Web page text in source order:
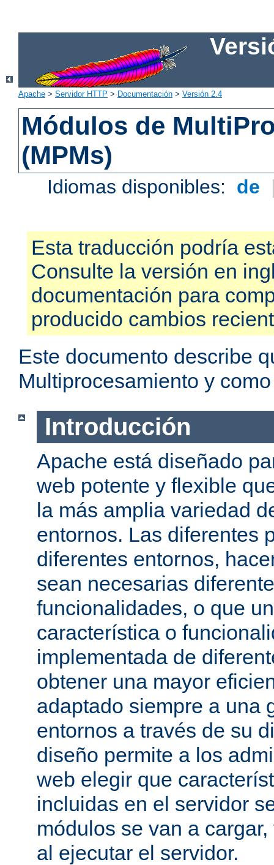
Apache > Servidor HTTP > Documentación > Versión 2.4
Módulos de
(MPMs)
Idiomas disponibles: de
Esta traducción podría
Consulte la versión en
documentación para
producido cambios
Este documento describe
Multiprocesamiento y
Introducción
Apache está diseñado
web potente y flexible
la más amplia variedad
entornos. Las diferentes
diferentes entornos,
sean necesarias
funcionalidades, o que
característica o
implementada de
obtener una mayor
adaptado siempre a una
entornos a través de su
diseño permite a los
web elegir que
incluidas en el servidor
módulos se van a
al ejecutar el servidor.